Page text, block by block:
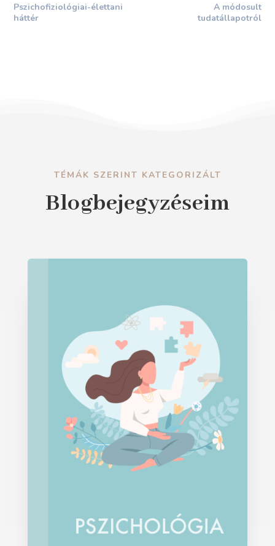
Pszichofiziológiai-élettani
háttér
A módosult
tudatállapotról
TÉMÁK SZERINT KATEGORIZÁLT
Blogbejegyzéseim